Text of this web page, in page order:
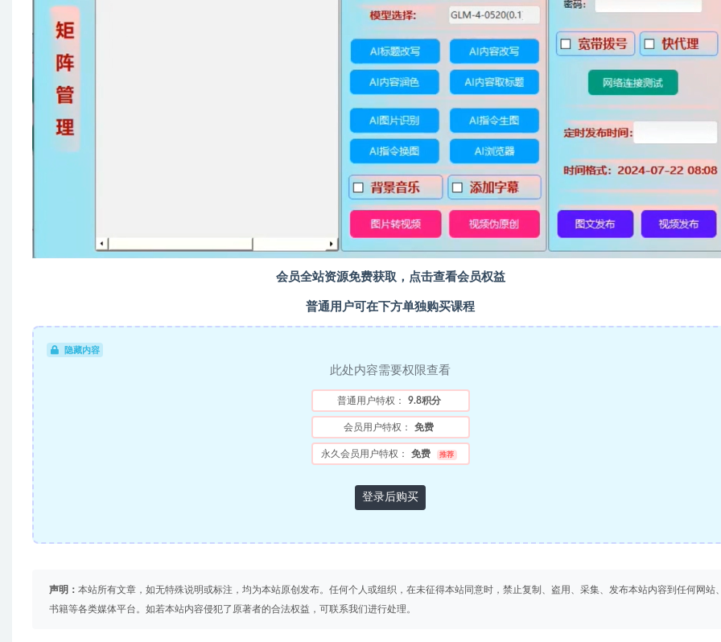
会员全站资源免费获取，点击查看会员权益
普通用户可在下方单独购买课程
隐藏内容
此处内容需要权限查看
普通用户特权： 9.8积分
会员用户特权： 免费
永久会员用户特权： 免费 推荐
登录后购买
声明： 本站所有文章，如无特殊说明或标注，均为本站原创发布。任何个人或组织，在未征得本站同意时，禁止复制、盗用、采集、发布本站内容到任何网站
书籍等各类媒体平台。如若本站内容侵犯了原著者的合法权益，可联系我们进行处理。